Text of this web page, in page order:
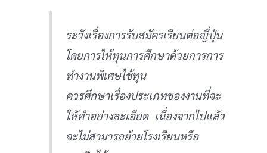
ระวังเรื่องการรับสมัครเรียนต่อญี่ปุ่น
โดยการให้ทุนการศึกษาด้วยการการ
ทำงานพิเศษใช้ทุน
ควรศึกษาเรื่องประเภทของงานที่จะ
ให้ทำอย่างละเอียด เนื่องจากไปแล้ว
จะไม่สามารถย้ายโรงเรียนหรือ